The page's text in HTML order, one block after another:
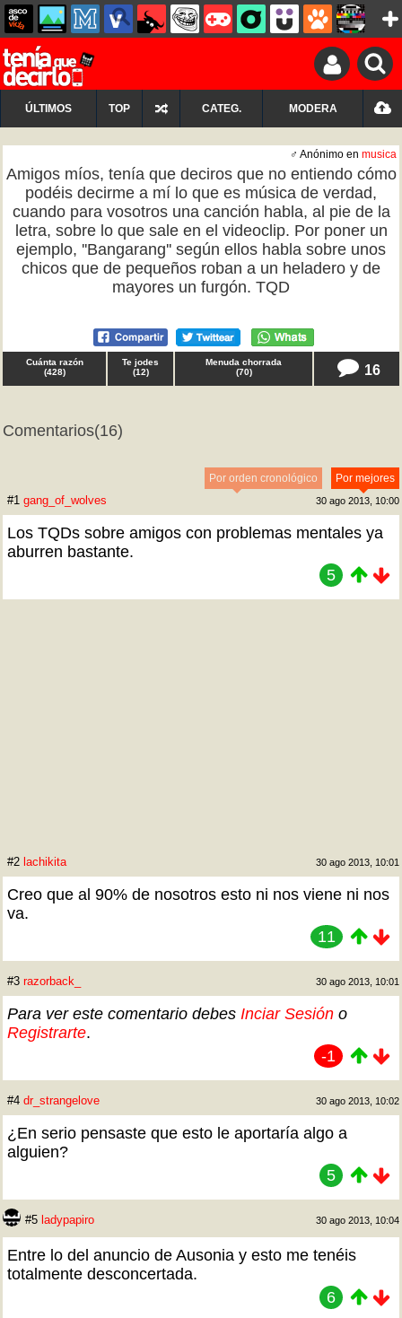
ÚLTIMOS TOP CATEG. MODERA
♂ Anónimo en musica
Amigos míos, tenía que deciros que no entiendo cómo
podéis decirme a mí lo que es música de verdad,
cuando para vosotros una canción habla, al pie de la
letra, sobre lo que sale en el videoclip. Por poner un
ejemplo, ''Bangarang'' según ellos habla sobre unos
chicos que de pequeños roban a un heladero y de
mayores un furgón. TQD
Cuánta razón
(428)
Te jodes
(12)
Menuda chorrada
(70) 16
Comentarios(16)
Por mejores
Por orden cronológico
#1 gang_of_wolves 30 ago 2013, 10:00
Los TQDs sobre amigos con problemas mentales ya
aburren bastante.
5
#2 lachikita 30 ago 2013, 10:01
Creo que al 90% de nosotros esto ni nos viene ni nos
va.
11
#3 razorback_ 30 ago 2013, 10:01
Para ver este comentario debes Inciar Sesión o
Registrarte.
-1
#4 dr_strangelove 30 ago 2013, 10:02
¿En serio pensaste que esto le aportaría algo a
alguien?
5
#5 ladypapiro 30 ago 2013, 10:04
Entre lo del anuncio de Ausonia y esto me tenéis
totalmente desconcertada.
6